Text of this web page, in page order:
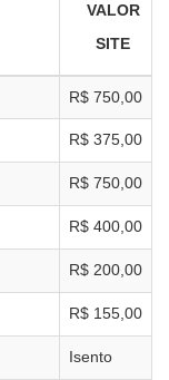
VALOR
SITE
R$ 750,00
R$ 375,00
R$ 750,00
R$ 400,00
R$ 200,00
R$ 155,00
Isento